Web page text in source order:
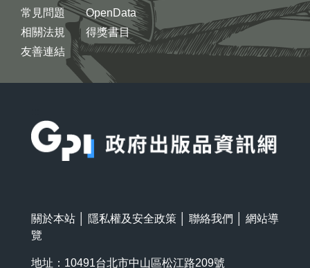
常見問題
相關法規
友善連結
OpenData
得獎書目
關於本站 隱私權及安全政策 聯絡我們
網站導
覽
地址：10491台北市中山區松江路209號